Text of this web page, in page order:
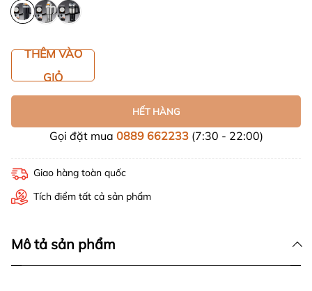
THÊM VÀO
GIỎ
HẾT HÀNG
Gọi đặt mua 0889 662233(7:30 - 22:00)
Giao hàng toàn quốc
Tích điểm tất cả sản phẩm
Mô tả sản phẩm